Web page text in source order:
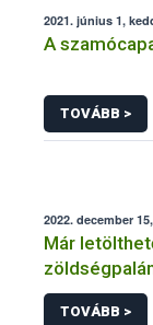
2021. június 1,
A
TOVÁBB >
2022. december
Már
TOVÁBB >